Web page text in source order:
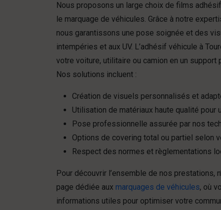
Nous proposons un large choix de films
le marquage de véhicules. Grâce à notre
nous garantissons une pose soignée et des
intempéries et aux UV. L’adhésif véhicule à
votre voiture, utilitaire ou camion en un
Nos solutions incluent :
Création de visuels personnalisés et
Utilisation de matériaux haute qualité pour
Pose professionnelle assurée par nos
Options de covering total ou partiel selon
Respect des normes et règlementations
Pour découvrir l’ensemble de nos prestations,
page dédiée aux marquages de véhicules, où
informations utiles pour optimiser votre